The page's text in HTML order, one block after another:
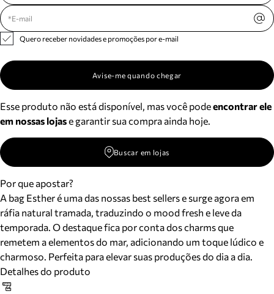
Quero receber novidades e promoções por e-mail
Avise-me quando chegar
Esse produto não está disponível, mas você podeencontrar ele
em nossas lojase garantir sua compra ainda hoje.
Buscar em lojas
Por que apostar?
A bag Esther é uma das nossas best sellers e surge agora em
ráfia natural tramada, traduzindo o mood fresh e leve da
temporada. O destaque fica por conta dos charms que
remetem a elementos do mar, adicionando um toque lúdico e
charmoso. Perfeita para elevar suas produções do dia a dia.
Detalhes do produto